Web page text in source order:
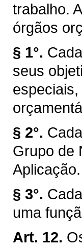
trabalho.
órgãos
§ 1°.
seus
§ 2°.
Grupo de
Aplicação.
§ 3°.
uma
Art. 12.